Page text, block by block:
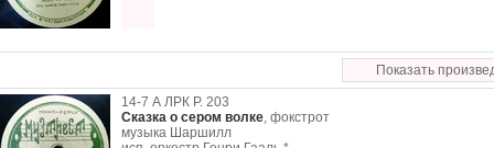
Показать
14-7 А ЛРК Р. 203
Сказка о сером волке, фокстрот
музыка Шаршилл